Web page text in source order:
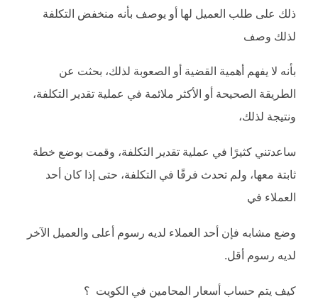
ذلك على طلب العميل لها أو يوصف بأنه منخفض التكلفة
لذلك وصف
بأنه لا يفهم أهمية القضية أو الصعوبة لذلك، بحثت عن
الطريقة الصحيحة أو الأكثر ملائمة في عملية تقدير التكلفة،
ونتيجة لذلك،
ساعدتني كثيرًا في عملية تقدير التكلفة، وقمت بوضع خطة
ثابتة معها، ولم تحدث فرقًا في التكلفة، حتى إذا كان أحد
العملاء في
وضع مشابه فإن أحد العملاء لديه رسوم أعلى والعميل الآخر
لديه رسوم أقل.
كيف يتم حساب أسعار المحامين في الكويت ؟